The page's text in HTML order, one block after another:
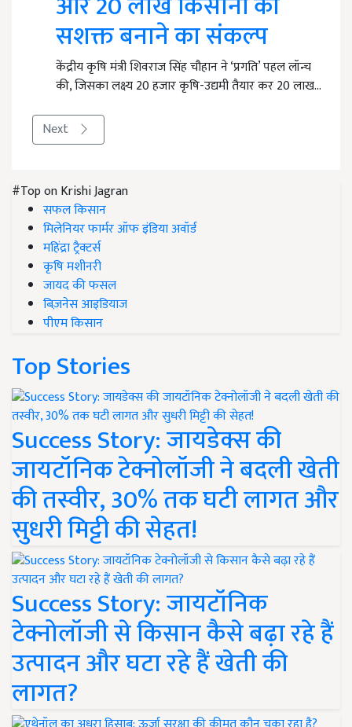
सशक्त बनाने का संकल्प
केंद्रीय कृषि मंत्री शिवराज सिंह चौहान ने ‘प्रगति’ पहल लॉन्च
की, जिसका लक्ष्य 20 हजार कृषि-उद्यमी तैयार कर 20 लाख…
Next
#Top on Krishi Jagran
सफल किसान
मिलेनियर फार्मर ऑफ इंडिया अवॉर्ड
महिंद्रा ट्रैक्टर्स
कृषि मशीनरी
जायद की फसल
बिज़नेस आइडियाज
पीएम किसान
Top Stories
Success Story: जायडेक्स की
जायटॉनिक टेक्नोलॉजी ने बदली खेती
की तस्वीर, 30% तक घटी लागत और
सुधरी मिट्टी की सेहत!
Success Story: जायटॉनिक
टेक्नोलॉजी से किसान कैसे बढ़ा रहे हैं
उत्पादन और घटा रहे हैं खेती की
लागत?